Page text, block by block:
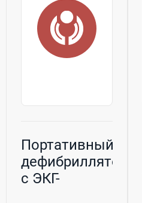
Портативный
дефибриллятор
с ЭКГ-